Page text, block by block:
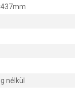
nélkül